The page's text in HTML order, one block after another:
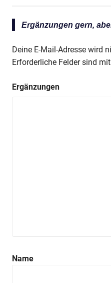
Ergänzungen gern,
Deine E-Mail-Adresse wird
Erforderliche Felder sind mit
Ergänzungen
Name